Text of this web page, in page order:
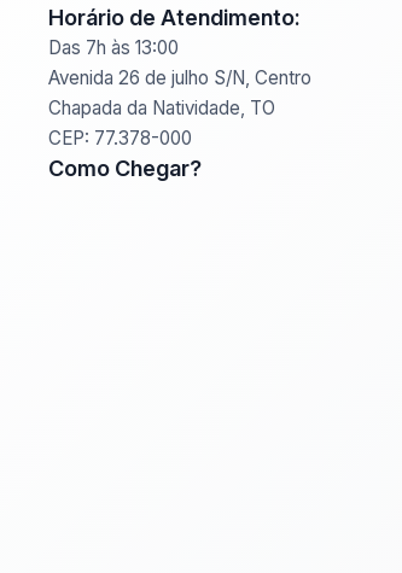
Horário de Atendimento:
Das 7h às 13:00
Avenida 26 de julho S/N, Centro
Chapada da Natividade, TO
CEP: 77.378-000
Como Chegar?